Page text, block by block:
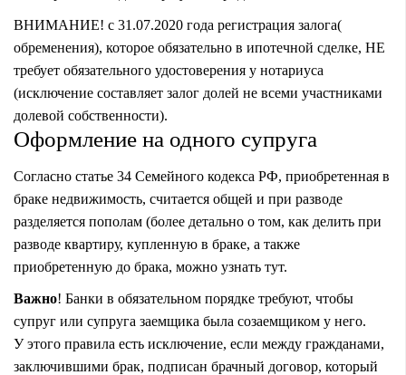
ВНИМАНИЕ! с 31.07.2020 года регистрация залога(
обременения), которое обязательно в ипотечной сделке, НЕ
требует обязательного удостоверения у нотариуса
(исключение составляет залог долей не всеми участниками
долевой собственности).
Оформление на одного супруга
Согласно статье 34 Семейного кодекса РФ, приобретенная в
браке недвижимость, считается общей и при разводе
разделяется пополам (более детально о том, как делить при
разводе квартиру, купленную в браке, а также
приобретенную до брака, можно узнать тут.
Важно! Банки в обязательном порядке требуют, чтобы
супруг или супруга заемщика была созаемщиком у него.
У этого правила есть исключение, если между гражданами,
заключившими брак, подписан брачный договор, который